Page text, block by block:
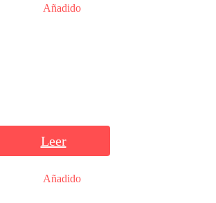
Añadido
Leer
Añadido